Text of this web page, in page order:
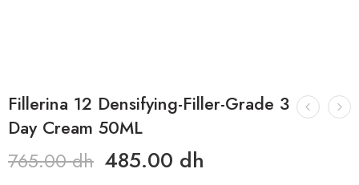
Fillerina 12 Densifying-Filler-Grade 3
Day Cream 50ML
765.00dh 485.00 dh